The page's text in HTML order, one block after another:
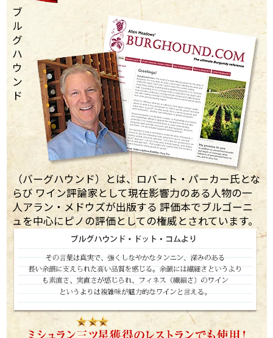
ブ
ル
グ
ハ
ウ
ン
ド
（バーグハウンド）とは、ロバート・パーカー氏とな
らび ワイン評論家として現在影響力のある人物の一
人アラン・メドウズが出版する 評価本でブルゴーニ
ュを中心にピノの評価としての権威とされています。